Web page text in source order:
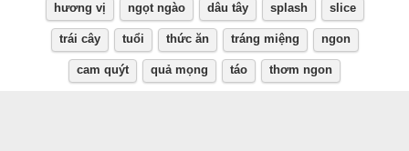
hương vị ngọt ngào dâu tây splash slice
trái cây tuổi thức ăn tráng miệng ngon
cam quýt quả mọng táo thơm ngon